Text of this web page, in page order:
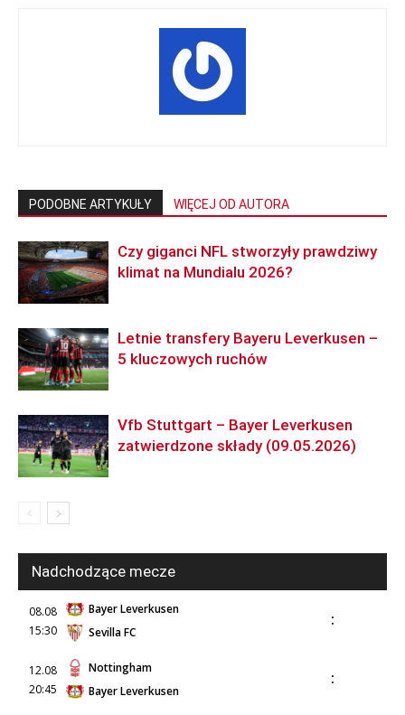
PODOBNE ARTYKUŁY WIĘCEJ OD AUTORA
Czy giganci NFL stworzyły prawdziwy
klimat na Mundialu 2026?
Letnie transfery Bayeru Leverkusen –
5 kluczowych ruchów
Vfb Stuttgart – Bayer Leverkusen
zatwierdzone składy (09.05.2026)
Nadchodzące mecze
08.08
15:30
Bayer Leverkusen
Sevilla FC
:
12.08
20:45
Nottingham
Bayer Leverkusen
: